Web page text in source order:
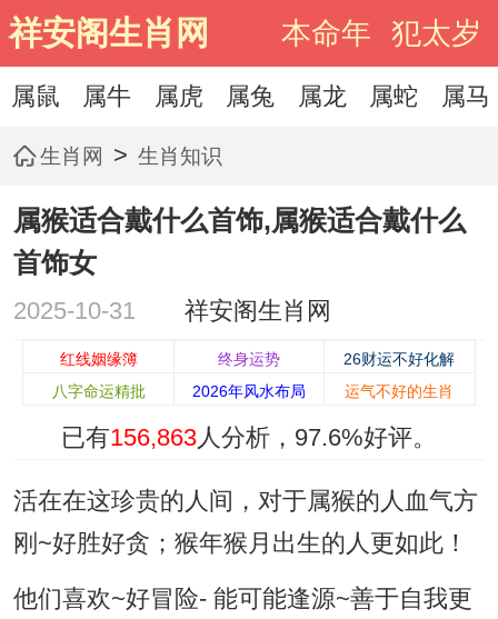
祥安阁生肖网 本命年 犯太岁
属鼠 属牛 属虎 属兔 属龙 属蛇 属马
生肖网 > 生肖知识
属猴适合戴什么首饰,属猴适合戴什么
首饰女
2025-10-31 祥安阁生肖网
红线姻缘簿 终身运势
26财运不好化解
八字命运精批
2026年风水布局 运气不好的生肖
已有156,863人分析， 97.6%好评。
活在在这珍贵的人间，对于属猴的人血气方
刚~好胜好贪；猴年猴月出生的人更如此！
他们喜欢~好冒险- 能可能逢源~善于自我更